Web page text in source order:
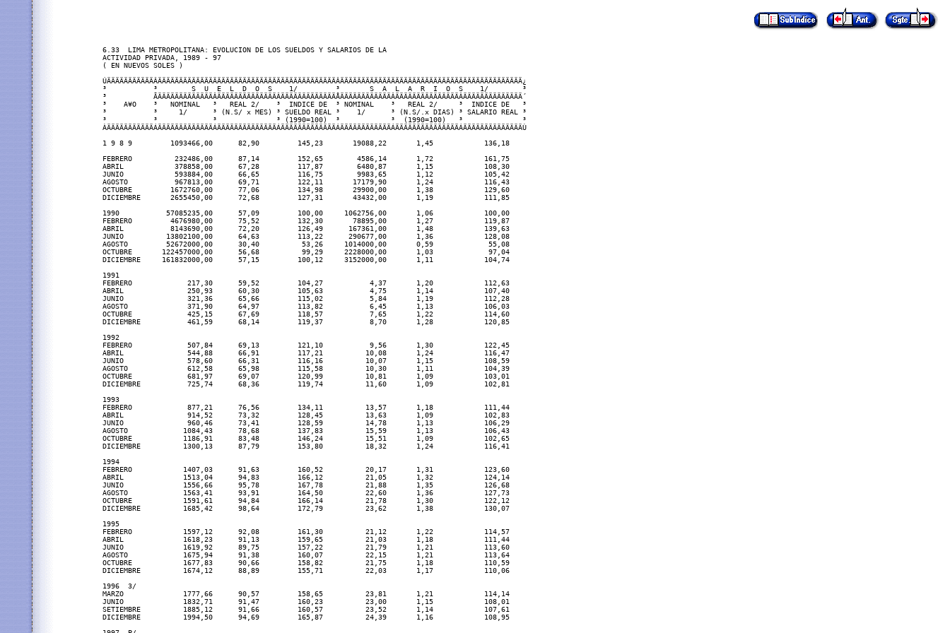
6.33  LIMA METROPOLITANA: EVOLUCION DE LOS SUELDOS Y SALARIOS DE LA
ACTIVIDAD PRIVADA, 1989 - 97
( EN NUEVOS SOLES )
ÚÄÄÄÄÄÄÄÄÄÄÄÂÄÄÄÄÄÄÄÄÄÄÄÄÄÄÄÄÄÄÄÄÄÄÄÄÄÄÄÄÄÄÄÄÄÄÄÄÄÄÄÄÄÄÂÄÄÄÄÄÄÄÄÄÄÄÄÄÄÄÄÄÄÄÄÄÄÄÄÄÄÄÄÄÄÄÄÄÄÄÄÄÄÄÄÄÄÄ¿
³           ³        S  U  E  L  D  O  S    1/         ³       S  A  L  A  R  I  O  S    1/        ³
³           ÃÄÄÄÄÄÄÄÄÄÄÄÄÄÂÄÄÄÄÄÄÄÄÄÄÄÄÄÄÂÄÄÄÄÄÄÄÄÄÄÄÄÄÅÄÄÄÄÄÄÄÄÄÄÄÄÂÄÄÄÄÄÄÄÄÄÄÄÄÄÄÄÂÄÄÄÄÄÄÄÄÄÄÄÄÄÄ´
³    A¥O    ³   NOMINAL   ³   REAL 2/    ³  INDICE DE  ³ NOMINAL    ³   REAL 2/     ³  INDICE DE   ³
³           ³     1/      ³ (N.S/ x MES) ³ SUELDO REAL ³    1/      ³ (N.S/.x DIAS) ³ SALARIO REAL ³
³           ³             ³              ³ (1990=100)  ³            ³  (1990=100)   ³              ³
ÀÄÄÄÄÄÄÄÄÄÄÄÁÄÄÄÄÄÄÄÄÄÄÄÄÄÁÄÄÄÄÄÄÄÄÄÄÄÄÄÄÁÄÄÄÄÄÄÄÄÄÄÄÄÄÁÄÄÄÄÄÄÄÄÄÄÄÄÁÄÄÄÄÄÄÄÄÄÄÄÄÄÄÄÁÄÄÄÄÄÄÄÄÄÄÄÄÄÄÙ
1 9 8 9         1093466,00      82,90         145,23       19088,22       1,45            136,18
FEBRERO          232486,00      87,14         152,65        4586,14       1,72            161,75
ABRIL            378858,00      67,28         117,87        6480,87       1,15            108,30
JUNIO            593884,00      66,65         116,75        9983,65       1,12            105,42
AGOSTO           967813,00      69,71         122,11       17179,90       1,24            116,43
OCTUBRE         1672760,00      77,06         134,98       29900,00       1,38            129,60
DICIEMBRE       2655450,00      72,68         127,31       43432,00       1,19            111,85
1990           57085235,00      57,09         100,00     1062756,00       1,06            100,00
FEBRERO         4676980,00      75,52         132,30       78895,00       1,27            119,87
ABRIL           8143690,00      72,20         126,49      167361,00       1,48            139,63
JUNIO          13802100,00      64,63         113,22      290677,00       1,36            128,08
AGOSTO         52672000,00      30,40          53,26     1014000,00       0,59             55,08
OCTUBRE       122457000,00      56,68          99,29     2228000,00       1,03             97,04
DICIEMBRE     161832000,00      57,15         100,12     3152000,00       1,11            104,74
1991
FEBRERO             217,30      59,52         104,27           4,37       1,20            112,63
ABRIL               250,93      60,30         105,63           4,75       1,14            107,40
JUNIO               321,36      65,66         115,02           5,84       1,19            112,28
AGOSTO              371,90      64,97         113,82           6,45       1,13            106,03
OCTUBRE             425,15      67,69         118,57           7,65       1,22            114,60
DICIEMBRE           461,59      68,14         119,37           8,70       1,28            120,85
1992
FEBRERO             507,84      69,13         121,10           9,56       1,30            122,45
ABRIL               544,88      66,91         117,21          10,08       1,24            116,47
JUNIO               578,60      66,31         116,16          10,07       1,15            108,59
AGOSTO              612,58      65,98         115,58          10,30       1,11            104,39
OCTUBRE             681,97      69,07         120,99          10,81       1,09            103,01
DICIEMBRE           725,74      68,36         119,74          11,60       1,09            102,81
1993
FEBRERO             877,21      76,56         134,11          13,57       1,18            111,44
ABRIL               914,52      73,32         128,45          13,63       1,09            102,83
JUNIO               960,46      73,41         128,59          14,78       1,13            106,29
AGOSTO             1084,43      78,68         137,83          15,59       1,13            106,43
OCTUBRE            1186,91      83,48         146,24          15,51       1,09            102,65
DICIEMBRE          1300,13      87,79         153,80          18,32       1,24            116,41
1994
FEBRERO            1407,03      91,63         160,52          20,17       1,31            123,60
ABRIL              1513,04      94,83         166,12          21,05       1,32            124,14
JUNIO              1556,66      95,78         167,78          21,88       1,35            126,68
AGOSTO             1563,41      93,91         164,50          22,60       1,36            127,73
OCTUBRE            1591,61      94,84         166,14          21,78       1,30            122,12
DICIEMBRE          1685,42      98,64         172,79          23,62       1,38            130,07
1995
FEBRERO            1597,12      92,08         161,30          21,12       1,22            114,57
ABRIL              1618,23      91,13         159,65          21,03       1,18            111,44
JUNIO              1619,92      89,75         157,22          21,79       1,21            113,60
AGOSTO             1675,94      91,38         160,07          22,15       1,21            113,64
OCTUBRE            1677,83      90,66         158,82          21,75       1,18            110,59
DICIEMBRE          1674,12      88,89         155,71          22,03       1,17            110,06
1996  3/
MARZO              1777,66      90,57         158,65          23,81       1,21            114,14
JUNIO              1832,71      91,47         160,23          23,00       1,15            108,01
SETIEMBRE          1885,12      91,66         160,57          23,52       1,14            107,61
DICIEMBRE          1994,50      94,69         165,87          24,39       1,16            108,95